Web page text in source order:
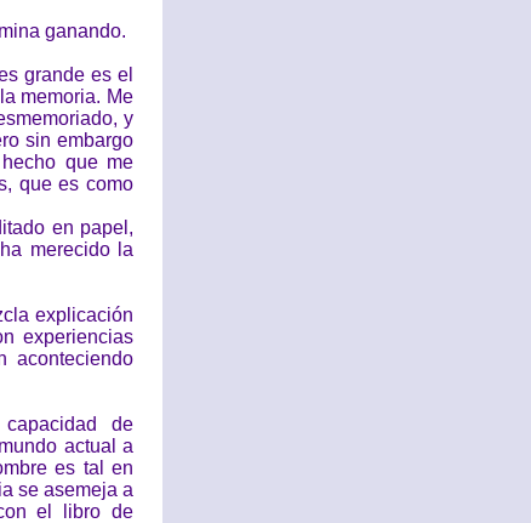
ganando.
grande es el
memoria. Me
y
sin embargo
que me
que es como
en papel,
merecido la
explicación
experiencias
aconteciendo
de
actual a
es tal en
se asemeja a
el libro de